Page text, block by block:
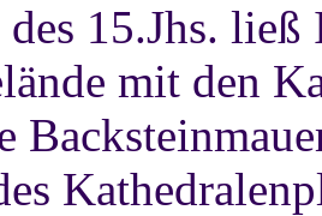
15.Jhs.
mit den